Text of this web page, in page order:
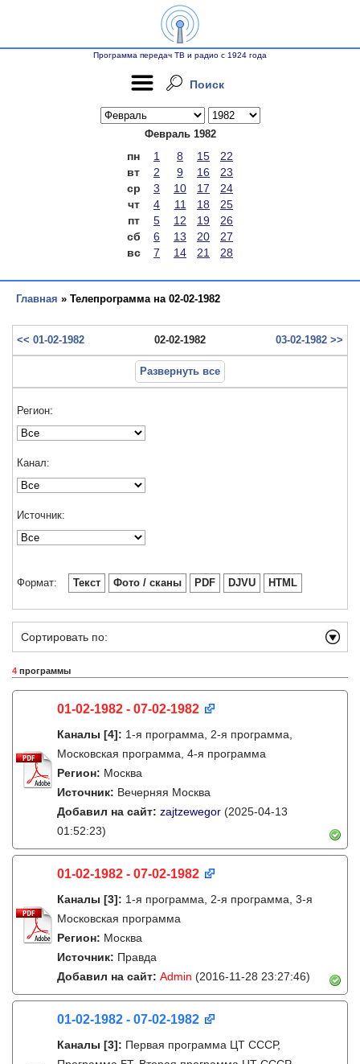
Программа передач ТВ и радио с 1924 года
Поиск
Февраль 1982
пн 1 8 15
22
вт
2 9 16
23
ср
3 10 17
24
чт
4 11 18
25
пт
5 12 19
26
сб
6 13 20
27
вс
7 14 21 28
Главная » Телепрограмма на 02-02-1982
<< 01-02-1982 02-02-1982 03-02-1982 >>
Развернуть все
Регион:
Канал:
Источник:
Формат: Текст Фото / сканы PDF DJVU HTML
Сортировать по:
4 программы
01-02-1982 - 07-02-1982
Каналы [4]: 1-я программа, 2-я программа,
Московская программа, 4-я программа
Регион: Москва
Источник: Вечерняя Москва
Добавил на сайт: zajtzewegor (2025-04-13
01:52:23)
01-02-1982 - 07-02-1982
Каналы [3]: 1-я программа, 2-я программа, 3-я
Московская программа
Регион: Москва
Источник: Правда
Добавил на сайт: Admin (2016-11-28 23:27:46)
01-02-1982 - 07-02-1982
Каналы [3]: Первая программа ЦТ СССР,